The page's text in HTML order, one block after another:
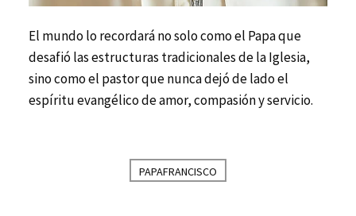
El mundo lo recordará no solo como el Papa que
desafió las estructuras tradicionales de la Iglesia,
sino como el pastor que nunca dejó de lado el
espíritu evangélico de amor, compasión y servicio.
PAPAFRANCISCO